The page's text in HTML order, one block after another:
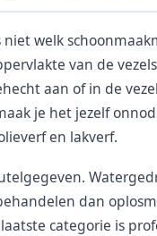
welk
van de
aan of in de
je het jezelf
en lakverf.
dan
categorie is